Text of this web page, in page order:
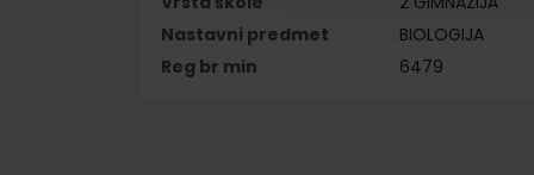
Nastavni predmet
BIOLOGIJA
Reg br min
6479